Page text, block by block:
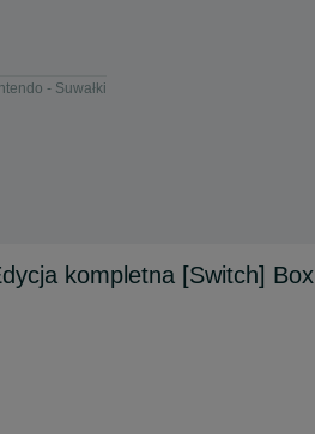
- Suwałki
kompletna [Switch] Box